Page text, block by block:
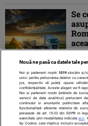
Se
Nouă ne pasă ca datele tale
Noi și partenerii noștri 1019stocăm și/
unici pentru prelucrarea datelor cu
jos, respectiv vă puteți opune
confidențialitate. Aceste alegeri vor fi
Noi si partenerii nostri (retelele de
servicii de date analitice) prelucram
continutul si anunturile publicitare
functionalitati aferente retelelor de
prevazute de art. 15-22 din GDPR in
exercitate prin modalitatea indicataaici
tip Cookie, care implica inclusiv